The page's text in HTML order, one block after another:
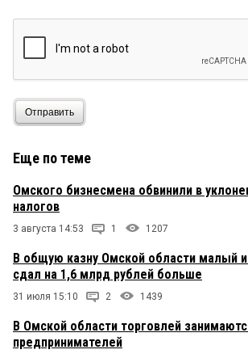
Отправить
Еще по теме
Омского бизнесмена обвинили в
налогов
3 августа 14:53 1 1207
В общую казну Омской области малый
сдал на 1,6 млрд рублей больше
31 июля 15:10 2 1439
В Омской области торговлей
предпринимателей